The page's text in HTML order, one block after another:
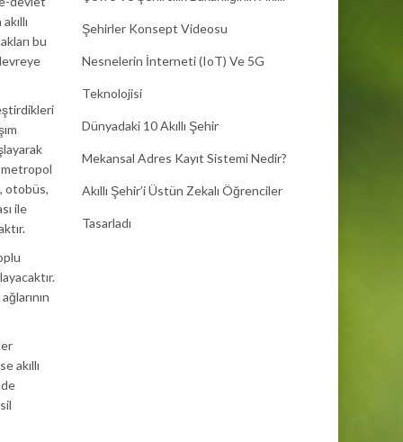
bu
metropol
otobüs,
ile
akıllı
Şehirler Konsept Videosu
Nesnelerin İnterneti (IoT) Ve 5G
Teknolojisi
Dünyadaki 10 Akıllı Şehir
Mekansal Adres Kayıt Sistemi Nedir?
Akıllı Şehir’i Üstün Zekalı Öğrenciler
Tasarladı